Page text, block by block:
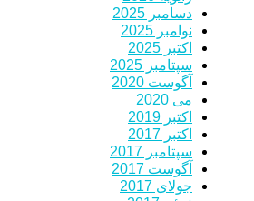
دسامبر 2025
نوامبر 2025
اکتبر 2025
سپتامبر 2025
آگوست 2020
می 2020
اکتبر 2019
اکتبر 2017
سپتامبر 2017
آگوست 2017
جولای 2017